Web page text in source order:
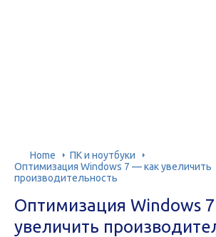
Home
ПК и ноутбуки
Оптимизация Windows 7 — как увеличить
производительность
Оптимизация Windows
увеличить